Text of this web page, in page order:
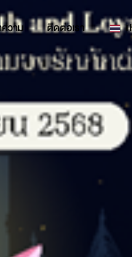
วาม ติดต่อเรา